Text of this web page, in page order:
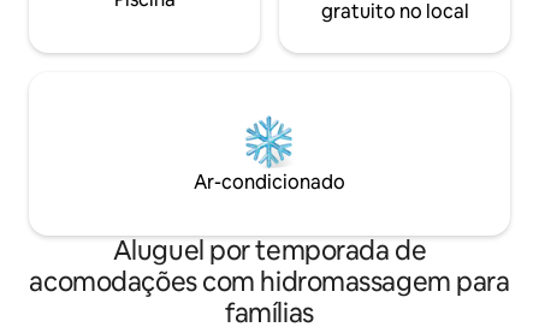
gratuito no local
Ar-condicionado
Aluguel por temporada de
acomodações com hidromassagem para
famílias